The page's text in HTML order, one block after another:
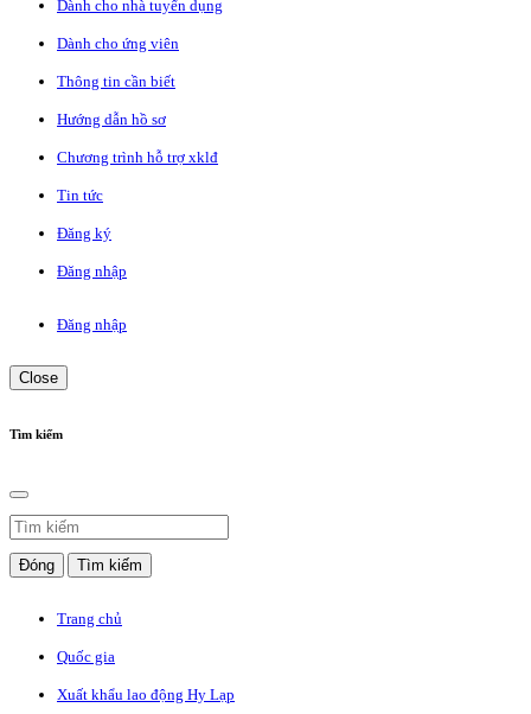
Dành cho nhà tuyển dụng
Dành cho ứng viên
Thông tin cần biết
Hướng dẫn hồ sơ
Chương trình hỗ trợ xklđ
Tin tức
Đăng ký
Đăng nhập
Đăng nhập
Close
Tìm kiếm
Đóng Tìm kiếm
Trang chủ
Quốc gia
Xuất khẩu lao động Hy Lạp